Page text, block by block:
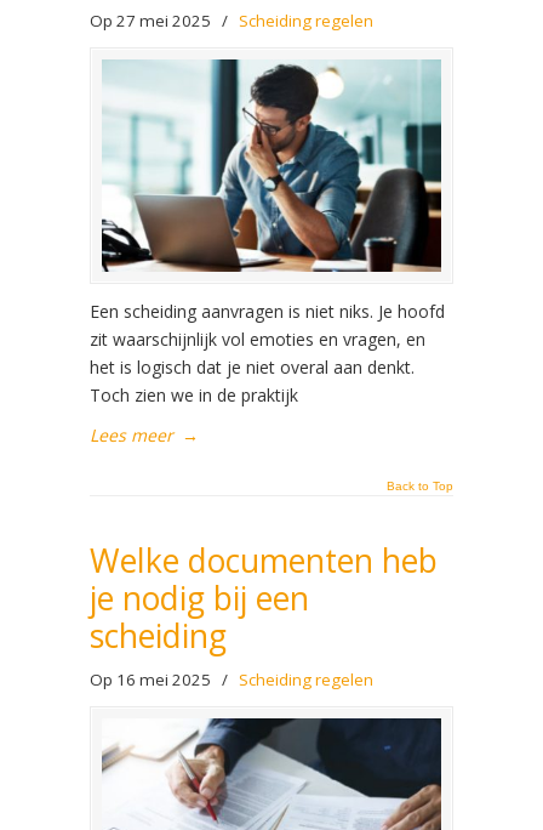
Op 27 mei 2025 / Scheiding regelen
Een scheiding aanvragen is niet niks. Je hoofd
zit waarschijnlijk vol emoties en vragen, en
het is logisch dat je niet overal aan denkt.
Toch zien we in de praktijk
Lees meer →
Back to Top
Welke documenten heb
je nodig bij een
scheiding
Op 16 mei 2025 / Scheiding regelen